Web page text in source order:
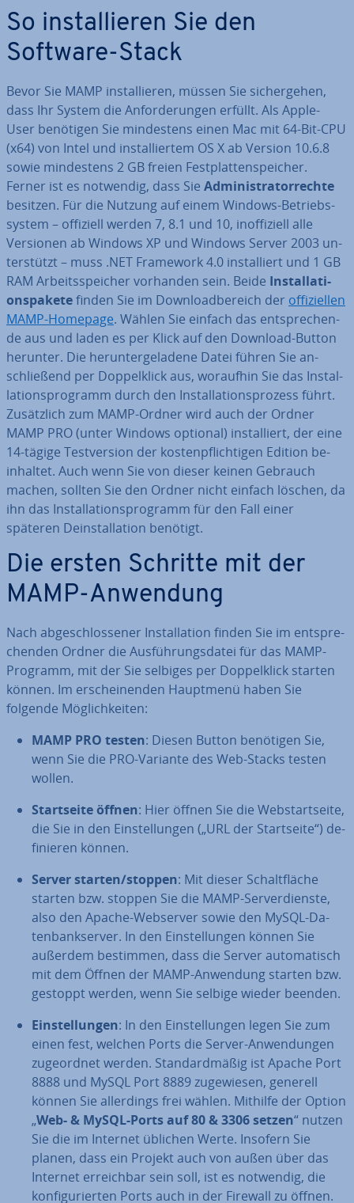
So in­stal­lie­ren Sie den
Software-Stack
Bevor Sie MAMP in­stal­lie­ren, müssen Sie si­cher­ge­hen,
dass Ihr System die An­for­de­run­gen erfüllt. Als Apple-
User benötigen Sie min­des­tens einen Mac mit 64-Bit-CPU
(x64) von Intel und in­stal­lier­tem OS X ab Version 10.6.8
sowie min­des­tens 2 GB freien Fest­plat­ten­spei­cher.
Ferner ist es notwendig, dass Sie Ad­mi­nis­tra­tor­rech­te
besitzen. Für die Nutzung auf einem Windows-Be­triebs­
sys­tem – offiziell werden 7, 8.1 und 10, in­of­fi­zi­ell alle
Versionen ab Windows XP und Windows Server 2003 un­
ter­stützt – muss .NET Framework 4.0 in­stal­liert und 1 GB
RAM Ar­beits­spei­cher vorhanden sein. Beide In­stal­la­ti­
ons­pa­ke­tefinden Sie im Down­load­be­reich der of­fi­zi­el­len
MAMP-Homepage. Wählen Sie einfach das ent­spre­chen­
de aus und laden es per Klick auf den Download-Button
herunter. Die her­un­ter­ge­la­de­ne Datei führen Sie an­
schlie­ßend per Dop­pel­klick aus, woraufhin Sie das In­stal­
la­ti­ons­pro­gramm durch den In­stal­la­ti­ons­pro­zess führt.
Zu­sätz­lich zum MAMP-Ordner wird auch der Ordner
MAMP PRO (unter Windows optional) in­stal­liert, der eine
14-tägige Test­ver­si­on der kos­ten­pflich­ti­gen Edition be­
inhal­tet. Auch wenn Sie von dieser keinen Gebrauch
machen, sollten Sie den Ordner nicht einfach löschen, da
ihn das In­stal­la­ti­ons­pro­gramm für den Fall einer
späteren De­instal­la­ti­on benötigt.
Die ersten Schritte mit der
MAMP-Anwendung
Nach ab­ge­schlos­se­ner In­stal­la­ti­on finden Sie im ent­spre­
chen­den Ordner die Aus­füh­rungs­da­tei für das MAMP-
Programm, mit der Sie selbiges per Dop­pel­klick starten
können. Im er­schei­nen­den Hauptmenü haben Sie
folgende Mög­lich­kei­ten:
MAMP PRO testen: Diesen Button benötigen Sie,
wenn Sie die PRO-Variante des Web-Stacks testen
wollen.
Start­sei­te öffnen: Hier öffnen Sie die Web­st­art­sei­te,
die Sie in den Ein­stel­lun­gen („URL der Start­sei­te“) de­
fi­nie­ren können.
Server starten/stoppen: Mit dieser Schalt­flä­che
starten bzw. stoppen Sie die MAMP-Ser­ver­diens­te,
also den Apache-Webserver sowie den MySQL-Da­
ten­bank­ser­ver. In den Ein­stel­lun­gen können Sie
außerdem bestimmen, dass die Server au­to­ma­tisch
mit dem Öffnen der MAMP-Anwendung starten bzw.
gestoppt werden, wenn Sie selbige wieder beenden.
Ein­stel­lun­gen: In den Ein­stel­lun­gen legen Sie zum
einen fest, welchen Ports die Server-An­wen­dun­gen
zu­ge­ord­net werden. Stan­dard­mä­ßig ist Apache Port
8888 und MySQL Port 8889 zu­ge­wie­sen, generell
können Sie al­ler­dings frei wählen. Mithilfe der Option
„Web- & MySQL-Ports auf 80 & 3306 setzen“ nutzen
Sie die im Internet üblichen Werte. Insofern Sie
planen, dass ein Projekt auch von außen über das
Internet er­reich­bar sein soll, ist es notwendig, die
kon­fi­gu­rier­ten Ports auch in der Firewall zu öffnen.